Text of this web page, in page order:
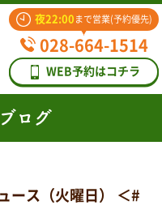
夜22:00 まで営業(予約優先)
028-664-1514
WEB予約はコチラ
ログ
ス（火曜日） ＜#